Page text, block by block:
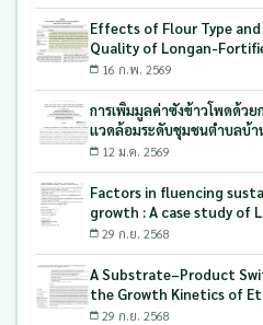
Effects of Flour Type
Quality of Longan-
16 ก.พ. 2569
การเพิ่มมูลค่าซังข้าวโพดด้ว
แวดล้อมระดับชุมชนตำบลบ้า
12 ม.ค. 2569
Factors in fluencing
growth : A case study of
29 ก.ย. 2568
A Substrate–Product
the Growth Kinetics of
Longan Solid Waste
29 ก.ย. 2568